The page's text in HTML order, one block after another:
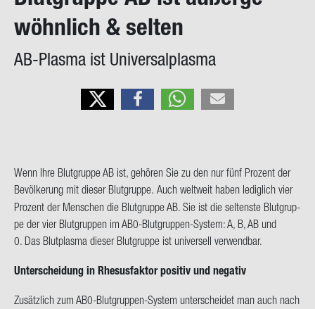
wöhn­lich & sel­ten
AB-​Plasma ist Uni­ver­sal­plas­ma
Wenn Ihre Blut­grup­pe AB ist, ge­hö­ren Sie zu den nur fünf Pro­zent der
Be­völ­ke­rung mit die­ser Blut­grup­pe. Auch welt­weit haben le­dig­lich vier
Pro­zent der Men­schen die Blut­grup­pe AB. Sie ist die sel­tens­te Blut­grup­
pe der vier Blut­grup­pen im AB0-​Blutgruppen-System: A, B, AB und
0. Das Blut­plas­ma die­ser Blut­grup­pe ist uni­ver­sell ver­wend­bar.
Un­ter­schei­dung in Rhe­sus­fak­tor po­si­tiv und ne­ga­tiv
Zu­sätz­lich zum AB0-​Blutgruppen-System un­ter­schei­det man auch nach